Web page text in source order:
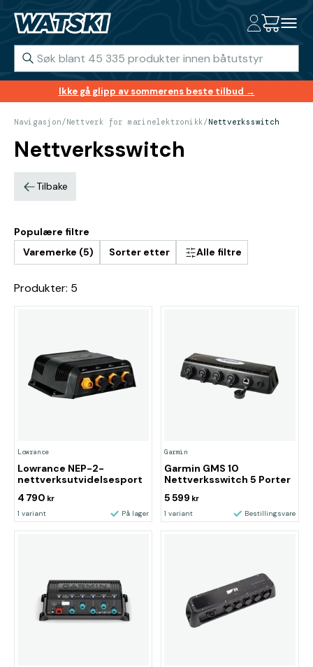
Ikke gå glipp av sommerens beste tilbud →
Navigasjon/Nettverk for marinelektronikk/Nettverksswitch
Nettverksswitch
Tilbake
Populære filtre
Varemerke (5)
Sorter etter Alle filtre
Produkter: 5
Lowrance
Lowrance NEP-2-
nettverksutvidelsesport
4 790 kr
1 variant På lager
Garmin
Garmin GMS 10
Nettverksswitch 5 Porter
5 599 kr
1 variant Bestillingsvare